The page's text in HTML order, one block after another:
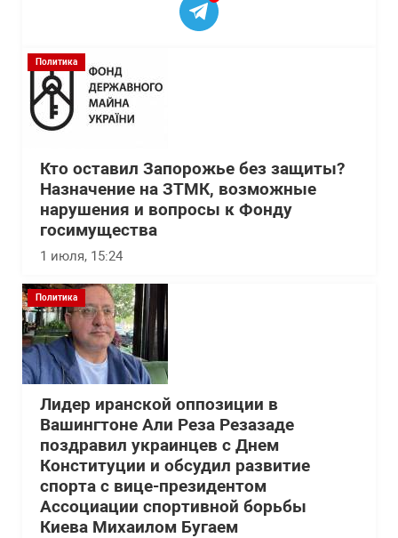
Политика
Кто оставил Запорожье без защиты?
Назначение на ЗТМК, возможные
нарушения и вопросы к Фонду
госимущества
1 июля, 15:24
Политика
Лидер иранской оппозиции в
Вашингтоне Али Реза Резазаде
поздравил украинцев с Днем
Конституции и обсудил развитие
спорта с вице-президентом
Ассоциации спортивной борьбы
Киева Михаилом Бугаем